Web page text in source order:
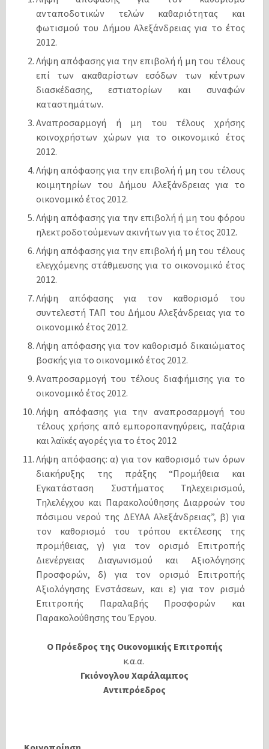
ανταποδοτικών τελών καθαριότητας και
φωτισμού του Δήμου Αλεξάνδρειας για το έτος
2012.
Λήψη απόφασης για την επιβολή ή μη του τέλους
επί των ακαθαρίστων εσόδων των κέντρων
διασκέδασης, εστιατορίων και συναφών
καταστημάτων.
Αναπροσαρμογή ή μη του τέλους χρήσης
κοινοχρήστων χώρων για το οικονομικό έτος
2012.
Λήψη απόφασης για την επιβολή ή μη του τέλους
κοιμητηρίων του Δήμου Αλεξάνδρειας για το
οικονομικό έτος 2012.
Λήψη απόφασης για την επιβολή ή μη του φόρου
ηλεκτροδοτούμενων ακινήτων για το έτος 2012.
Λήψη απόφασης για την επιβολή ή μη του τέλους
ελεγχόμενης στάθμευσης για το οικονομικό έτος
2012.
Λήψη απόφασης για τον καθορισμό του
συντελεστή ΤΑΠ του Δήμου Αλεξάνδρειας για το
οικονομικό έτος 2012.
Λήψη απόφασης για τον καθορισμό δικαιώματος
βοσκής για το οικονομικό έτος 2012.
Αναπροσαρμογή του τέλους διαφήμισης για το
οικονομικό έτος 2012.
Λήψη απόφασης για την αναπροσαρμογή του
τέλους χρήσης από εμποροπανηγύρεις, παζάρια
και λαϊκές αγορές για το έτος 2012
Λήψη απόφασης: α) για τον καθορισμό των όρων
διακήρυξης της πράξης “Προμήθεια και
Εγκατάσταση Συστήματος Τηλεχειρισμού,
Τηλελέγχου και Παρακολούθησης Διαρροών του
πόσιμου νερού της ΔΕΥΑΑ Αλεξάνδρειας”, β) για
τον καθορισμό του τρόπου εκτέλεσης της
προμήθειας, γ) για τον ορισμό Επιτροπής
Διενέργειας Διαγωνισμού και Αξιολόγησης
Προσφορών, δ) για τον ορισμό Επιτροπής
Αξιολόγησης Ενστάσεων, και ε) για τον ρισμό
Επιτροπής Παραλαβής Προσφορών και
Παρακολούθησης του Έργου.
Ο Πρόεδρος της Οικονομικής Επιτροπής
κ.α.α.
Γκιόνογλου Χαράλαμπος
Αντιπρόεδρος